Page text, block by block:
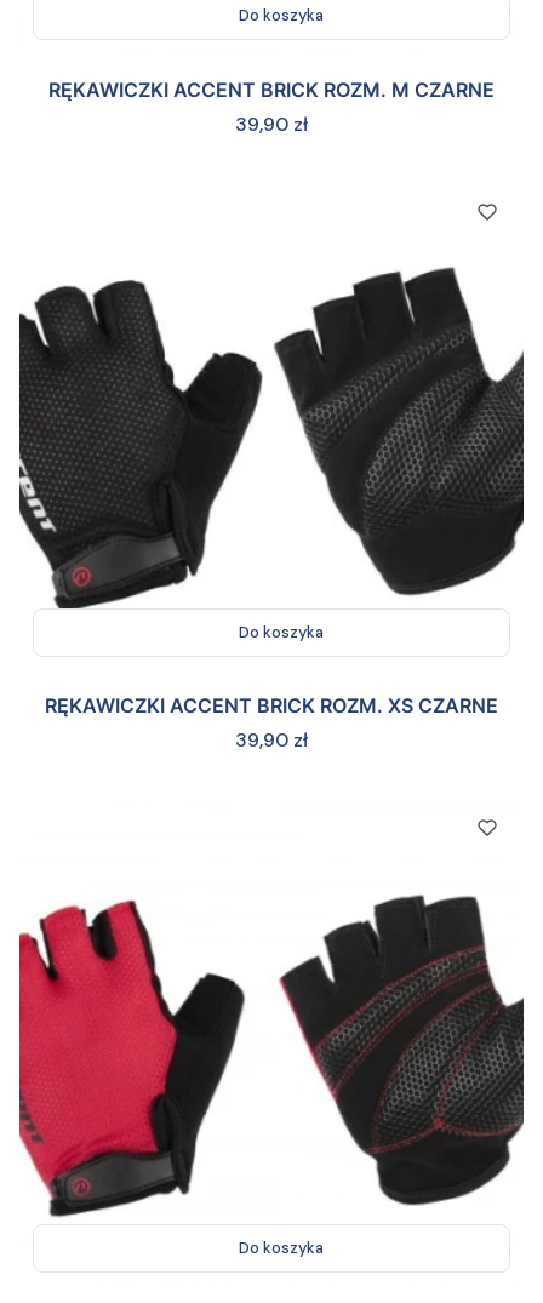
Do koszyka
RĘKAWICZKI ACCENT BRICK ROZM. M CZARNE
Cena
39,90 zł
Do koszyka
RĘKAWICZKI ACCENT BRICK ROZM. XS CZARNE
Cena
39,90 zł
Do koszyka